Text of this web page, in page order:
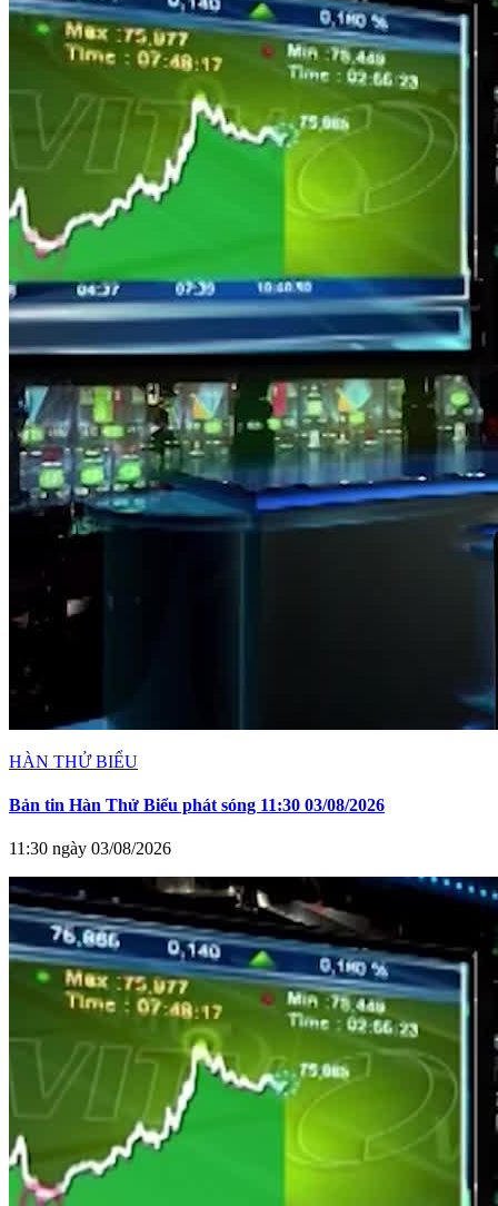
HÀN THỬ BIỂU
Bản tin Hàn Thử Biểu phát sóng 11:30 03/08/2026
11:30 ngày 03/08/2026